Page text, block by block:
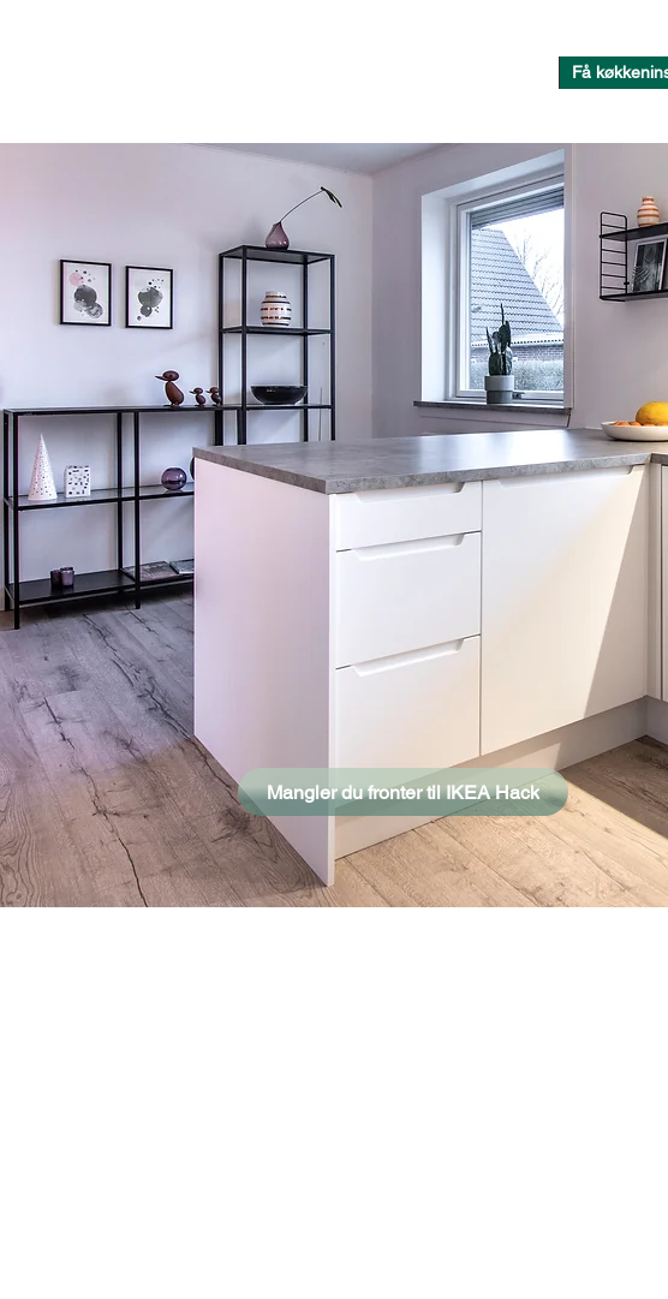
Få
Mangler du fronter til IKEA Hack